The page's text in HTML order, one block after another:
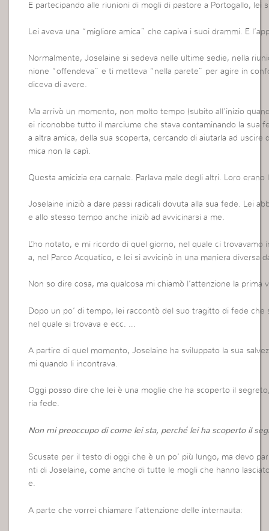
E partecipando alle riunioni di mogli di pastore a Portogallo, lei
Lei aveva una “migliore amica” che capiva i suoi drammi. E
Normalmente, Joselaine si sedeva nelle ultime sedie, nella
nione “offendeva” e ti metteva “nella parete” per agire in
diceva di avere.
Ma arrivò un momento, non molto tempo (subito all’inizio
ei riconobbe tutto il marciume che stava contaminando la sua
a altra amica, della sua scoperta, cercando di aiutarla ad uscire
mica non la capì.
Questa amicizia era carnale. Parlava male degli altri. Loro
Joselaine iniziò a dare passi radicali dovuta alla sua fede. Lei
e allo stesso tempo anche iniziò ad avvicinarsi a me.
L’ho notato, e mi ricordo di quel giorno, nel quale ci
a, nel Parco Acquatico, e lei si avvicinò in una maniera diversa
Non so dire cosa, ma qualcosa mi chiamò l’attenzione la prima
Dopo un po’ di tempo, lei raccontò del suo tragitto di fede
nel quale si trovava e ecc. …
A partire di quel momento, Joselaine ha sviluppato la sua
mi quando li incontrava.
Oggi posso dire che lei è una moglie che ha scoperto il
ria fede.
Non mi preoccupo di come lei sta, perché lei ha scoperto il
Scusate per il testo di oggi che è un po’ più lungo, ma devo
nti di Joselaine, come anche di tutte le mogli che hanno
e.
A parte che vorrei chiamare l’attenzione delle internauta: